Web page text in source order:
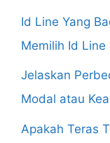
Id Line Yang
Memilih Id
Jelaskan
Modal atau
Apakah Teras